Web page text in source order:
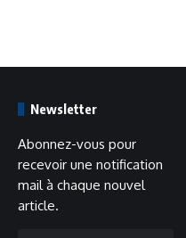
Newsletter
Abonnez-vous pour
recevoir une notification
mail à chaque nouvel
article.